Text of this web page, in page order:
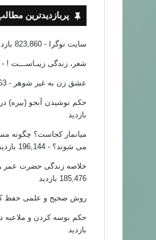
پربازدیدترین
سایت نوگرا - 823,860 بازدید
شعر، زندگی زیبـاســـت ! - 485,306 بازدید
عشق زن به غیر شوهر - 280,263 بازدید
حکم نوشیدن آبجو (بیره)
بازدید
میانمار کجاست؟ چگونه
می شوند؟ - 196,144 بازدید
خلاصه زندگی حضرت عمر
185,476 بازدید
روش صحیح و علمی حفظ
حکم بوسه کردن و ملاعبه
بازدید